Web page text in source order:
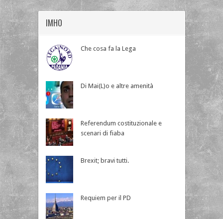
IMHO
Che cosa fa la Lega
Di Mai(L)o e altre amenità
Referendum costituzionale e
scenari di fiaba
Brexit; bravi tutti.
Requiem per il PD